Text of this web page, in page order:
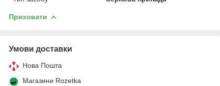
Приховати
Умови доставки
Нова Пошта
Магазини Rozetka